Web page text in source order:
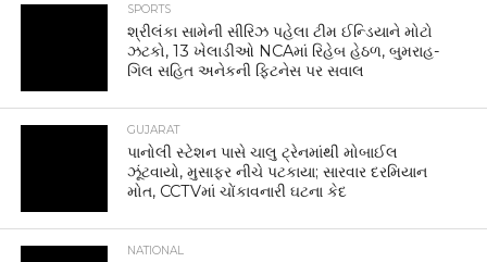
SPORTS
શ્રીલંકા સામેની સીરિઝ પહેલા ટીમ ઈન્ડિયાને મોટો
ઝટકો, 13 ખેલાડીઓ NCAમાં રિહેબ હેઠળ, બુમરાહ-
ગિલ સહિત અનેકની ફિટનેસ પર સવાલ
GUJARAT
પાનોલી સ્ટેશન પાસે ચાલુ ટ્રેનમાંથી મોબાઈલ
ઝૂંટવાયો, મુસાફર નીચે પટકાયા; સારવાર દરમિયાન
મોત, CCTVમાં ચોંકાવનારી ઘટના કેદ
NATIONAL